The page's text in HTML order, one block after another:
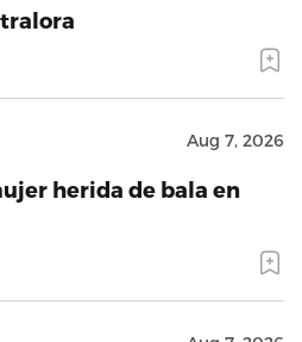
Aug 7, 2026
herida de bala en